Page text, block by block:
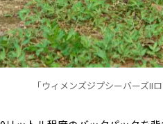
「ウィメンズジプシーバーズII